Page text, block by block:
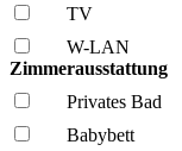
TV
W-LAN
Zimmerausstattung
Privates Bad
Babybett